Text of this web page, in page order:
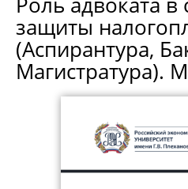
защиты
(Аспирантура,
Магистратура).